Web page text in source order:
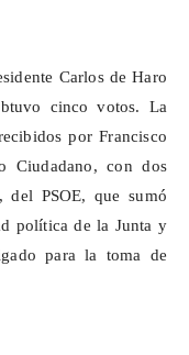
Carlos de Haro
cinco votos. La
por Francisco
Ciudadano, con dos
del PSOE, que sumó
política de la Junta y
para la toma de